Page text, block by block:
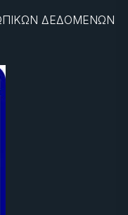
ΔΕΔΟΜΕΝΩΝ